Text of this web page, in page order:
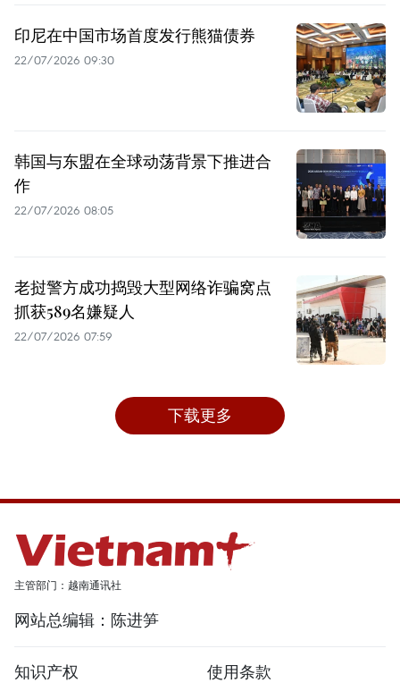
印尼在中国市场首度发行熊猫债券
22/07/2026 09:30
韩国与东盟在全球动荡背景下推进合
作
22/07/2026 08:05
老挝警方成功捣毁大型网络诈骗窝点
抓获589名嫌疑人
22/07/2026 07:59
下载更多
主管部门：越南通讯社
网站总编辑：陈进笋
知识产权 使用条款